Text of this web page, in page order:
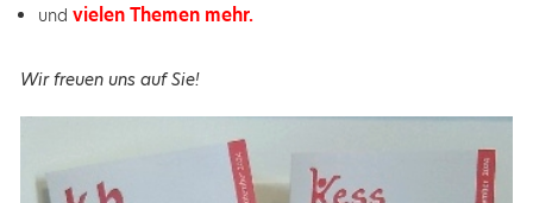
und vielen Themen mehr.
Wir freuen uns auf Sie!